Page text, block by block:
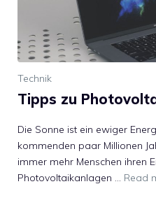
Technik
Tipps zu
Die Sonne ist ein ewiger
kommenden paar Millionen
immer mehr Menschen ihren
Photovoltaikanlagen … Read